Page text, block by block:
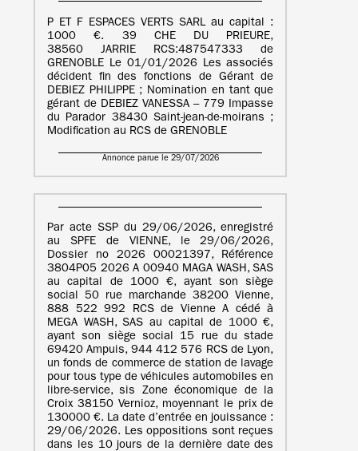
P ET F ESPACES VERTS SARL au capital :
1000 €. 39 CHE DU PRIEURE,
38560 JARRIE RCS:487547333 de
GRENOBLE Le 01/01/2026 Les associés
décident fin des fonctions de Gérant de
DEBIEZ PHILIPPE ; Nomination en tant que
gérant de DEBIEZ VANESSA – 779 Impasse
du Parador 38430 Saint-jean-de-moirans ;
Modification au RCS de GRENOBLE
Annonce parue le 29/07/2026
Par acte SSP du 29/06/2026, enregistré
au SPFE de VIENNE, le 29/06/2026,
Dossier no 2026 00021397, Référence
3804P05 2026 A 00940 MAGA WASH, SAS
au capital de 1000 €, ayant son siège
social 50 rue marchande 38200 Vienne,
888 522 992 RCS de Vienne A cédé à
MEGA WASH, SAS au capital de 1000 €,
ayant son siège social 15 rue du stade
69420 Ampuis, 944 412 576 RCS de Lyon,
un fonds de commerce de station de lavage
pour tous type de véhicules automobiles en
libre-service, sis Zone économique de la
Croix 38150 Vernioz, moyennant le prix de
130000 €. La date d’entrée en jouissance :
29/06/2026. Les oppositions sont reçues
dans les 10 jours de la dernière date des